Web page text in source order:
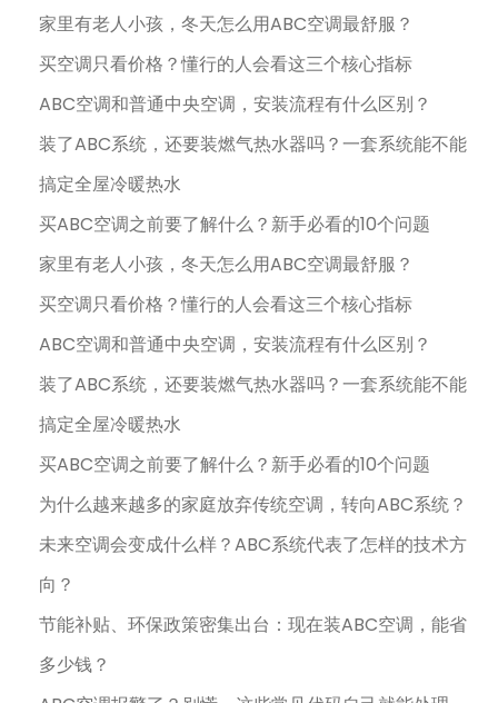
家里有老人小孩，冬天怎么用ABC空调最舒服？
买空调只看价格？懂行的人会看这三个核心指标
ABC空调和普通中央空调，安装流程有什么区别？
装了ABC系统，还要装燃气热水器吗？一套系统能不能
搞定全屋冷暖热水
买ABC空调之前要了解什么？新手必看的10个问题
家里有老人小孩，冬天怎么用ABC空调最舒服？
买空调只看价格？懂行的人会看这三个核心指标
ABC空调和普通中央空调，安装流程有什么区别？
装了ABC系统，还要装燃气热水器吗？一套系统能不能
搞定全屋冷暖热水
买ABC空调之前要了解什么？新手必看的10个问题
为什么越来越多的家庭放弃传统空调，转向ABC系统？
未来空调会变成什么样？ABC系统代表了怎样的技术方
向？
节能补贴、环保政策密集出台：现在装ABC空调，能省
多少钱？